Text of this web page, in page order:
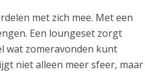
met zich mee. Met een
Een loungeset zorgt
wat zomeravonden kunt
niet alleen meer sfeer, maar